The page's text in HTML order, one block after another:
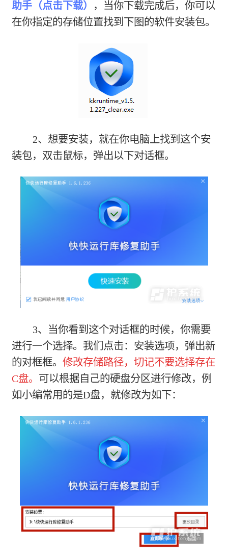
助手（点击下载）
，当你下载完成后，你可以
在你指定的存储位置找到下图的软件安装包。
2、想要安装，就在你电脑上找到这个安
装包，双击鼠标，弹出以下对话框。
3、当你看到这个对话框的时候，你需要
进行一个选择。我们点击：安装选项，弹出新
的对框框。修改存储路径，切记不要选择存在
C盘。 可以根据自己的硬盘分区进行修改，例
如小编常用的是D盘，就修改为如下：